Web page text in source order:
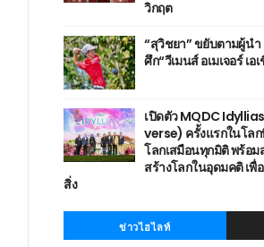
วิกฤต
“สุวิชยา” ขยับตามผู้น
ศึก“วีเมนส์ อเมเจอร์ เ
เปิดตัว MQDC
verse) ครั้งแรกในโลก
โลกเสมือนทุกมิติ พร้อ
สร้างโลกในอุดมคติ เ
สิ่ง
ข่าวไฮไลท์